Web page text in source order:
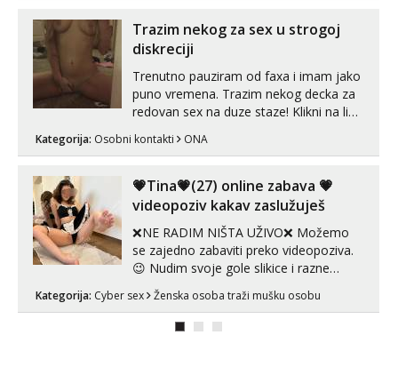
😉 Radim i vruća tipkanja uz slike i hot
line pozive. Za vas sam pripremila ...
Trazim nekog za sex u strogoj
diskreciji
Trenutno pauziram od faxa i imam jako
puno vremena. Trazim nekog decka za
redovan sex na duze staze! Klikni na link
Kategorija: Osobni kontakti ONA
💗Tina💗(27) online zabava 💗
videopoziv kakav zaslužuješ
❌NE RADIM NIŠTA UŽIVO❌ Možemo
se zajedno zabaviti preko videopoziva.
😉 Nudim svoje gole slikice i razne
videouradke. 🤩 Za online zabavu pošalji
poruku na Whatsapp, Telegram ili Viber.
Kategorija: Cyber sex Ženska osoba traži mušku osobu